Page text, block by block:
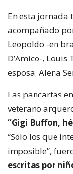
En esta jornada
acompañado
Leopoldo -en
D’Amico-, Louis
esposa, Alena
Las pancartas
veterano
“Gigi Buffon,
“Sólo los que
imposible”,
escritas por